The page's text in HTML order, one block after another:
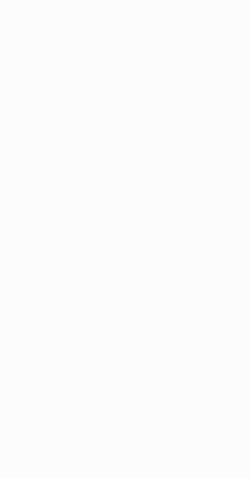
využívána nejen
regulovat podle potřeby
pomoci stabilizovat
změny teploty.